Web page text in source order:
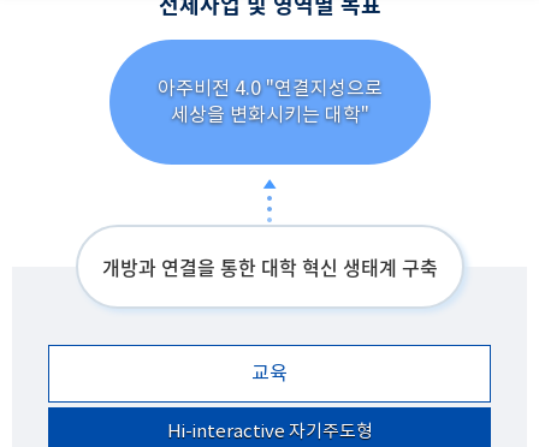
아주비전 4.0 "연결지성으로
세상을 변화시키는 대학"
개방과 연결을 통한 대학 혁신 생태계 구축
교육
Hi-interactive 자기주도형